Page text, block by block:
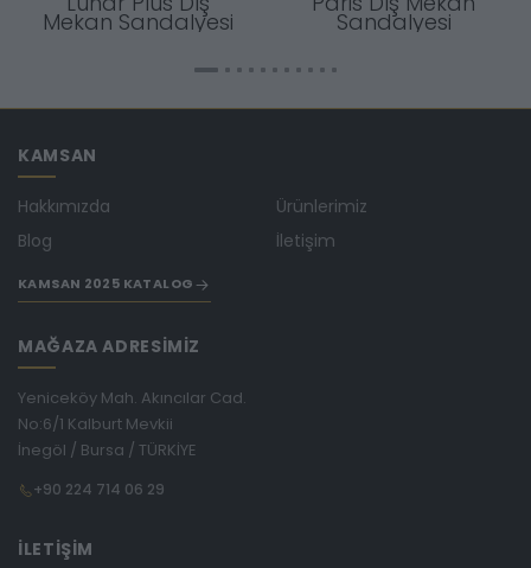
Mekan Sandalyesi
Sandalyesi
KAMSAN
Hakkımızda Ürünlerimiz
Blog İletişim
KAMSAN 2025 KATALOG
MAĞAZA ADRESİMİZ
Yeniceköy Mah. Akıncılar Cad.
No:6/1 Kalburt Mevkii
İnegöl / Bursa / TÜRKİYE
+90 224 714 06 29
İLETİŞİM